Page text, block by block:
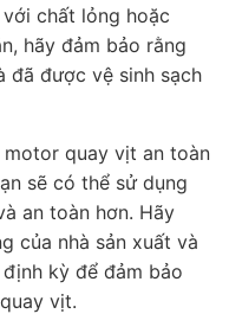
chất lỏng hoặc
hãy đảm bảo rằng
đã được vệ sinh sạch
motor quay vịt an toàn
sẽ có thể sử dụng
an toàn hơn. Hãy
của nhà sản xuất và
kỳ để đảm bảo
vịt.